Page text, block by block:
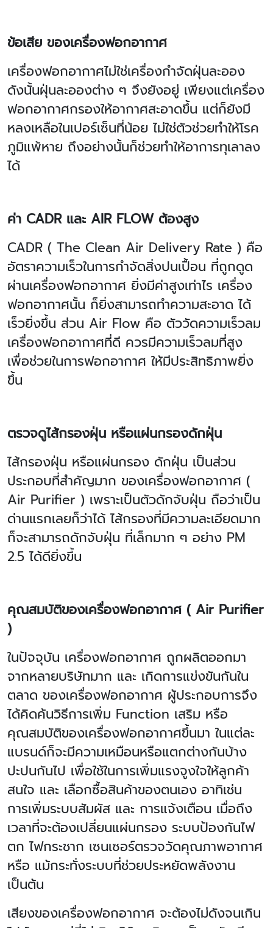
ข้อเสีย ของเครื่องฟอกอากาศ
เครื่องฟอกอากาศไม่ใช่เครื่องกำจัดฝุ่นละออง
ดังนั้นฝุ่นละอองต่าง ๆ จึงยังอยู่ เพียงแต่เครื่อง
ฟอกอากาศกรองให้อากาศสะอาดขึ้น แต่ก็ยังมี
หลงเหลือในเปอร์เซ็นที่น้อย ไม่ใช่ตัวช่วยทำให้โรค
ภูมิแพ้หาย ถึงอย่างนั้นก็ช่วยทำให้อาการทุเลาลง
ได้
ค่า CADR และ AIR FLOW ต้องสูง
CADR ( The Clean Air Delivery Rate ) คือ
อัตราความเร็วในการกำจัดสิ่งปนเปื้อน ที่ถูกดูด
ผ่านเครื่องฟอกอากาศ ยิ่งมีค่าสูงเท่าไร เครื่อง
ฟอกอากาศนั้น ก็ยิ่งสามารถทำความสะอาด ได้
เร็วยิ่งขึ้น ส่วน Air Flow คือ ตัววัดความเร็วลม
เครื่องฟอกอากาศที่ดี ควรมีความเร็วลมที่สูง
เพื่อช่วยในการฟอกอากาศ ให้มีประสิทธิภาพยิ่ง
ขึ้น
ตรวจดูไส้กรองฝุ่น หรือแผ่นกรองดักฝุ่น
ไส้กรองฝุ่น หรือแผ่นกรอง ดักฝุ่น เป็นส่วน
ประกอบที่สำคัญมาก ของเครื่องฟอกอากาศ (
Air Purifier ) เพราะเป็นตัวดักจับฝุ่น ถือว่าเป็น
ด่านแรกเลยก็ว่าได้ ไส้กรองที่มีความละเอียดมาก
ก็จะสามารถดักจับฝุ่น ที่เล็กมาก ๆ อย่าง PM
2.5 ได้ดียิ่งขึ้น
คุณสมบัติของเครื่องฟอกอากาศ ( Air Purifier
)
ในปัจจุบัน เครื่องฟอกอากาศ ถูกผลิตออกมา
จากหลายบริษัทมาก และ เกิดการแข่งขันกันใน
ตลาด ของเครื่องฟอกอากาศ ผู้ประกอบการจึง
ได้คิดค้นวิธีการเพิ่ม Function เสริม หรือ
คุณสมบัติของเครื่องฟอกอากาศขึ้นมา ในแต่ละ
แบรนด์ก็จะมีความเหมือนหรือแตกต่างกันบ้าง
ปะปนกันไป เพื่อใช้ในการเพิ่มแรงจูงใจให้ลูกค้า
สนใจ และ เลือกซื้อสินค้าของตนเอง อาทิเช่น
การเพิ่มระบบสัมผัส และ การแจ้งเตือน เมื่อถึง
เวลาที่จะต้องเปลี่ยนแผ่นกรอง ระบบป้องกันไฟ
ตก ไฟกระชาก เซนเซอร์ตรวจวัดคุณภาพอากาศ
หรือ แม้กระทั่งระบบที่ช่วยประหยัดพลังงาน
เป็นต้น
เสียงของเครื่องฟอกอากาศ จะต้องไม่ดังจนเกิน